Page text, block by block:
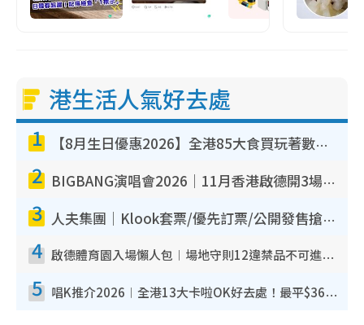
港生活人氣好去處
1 【8月生日優惠2026】全港85大食買玩著數攻略 自助餐/火鍋放題同行免費＋誠品/DONKI送現金券
2 BIGBANG演唱會2026｜11月香港啟德開3場！實名制VIP申請、優先購票攻略
3 人夫集團｜Klook套票/優先訂票/公開發售搶飛攻略！附票價.購票連結.場地座位表
4 啟德體育園入場懶人包︱場地守則12違禁品不可進場准帶細水樽但全場禁樽蓋！應援牌有限制！
5 唱K推介2026︱全港13大卡啦OK好去處！最平$36起 日文K都有！(附地址+收費詳情)